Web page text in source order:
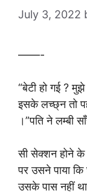
July 3, 2022
——-
“बेटी हो गई ?
इसके लच्छ्न तो
।”पति ने लम्बी
सी सेक्शन होने के
पर उसने पाया
उसके पास नहीं